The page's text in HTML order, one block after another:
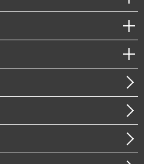
イアンス）・防災（政策）
マートシティ